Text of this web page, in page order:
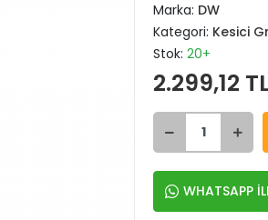
Marka: DW
Kategori: Kesici
Stok: 20+
2.299,12
WHATSAPP